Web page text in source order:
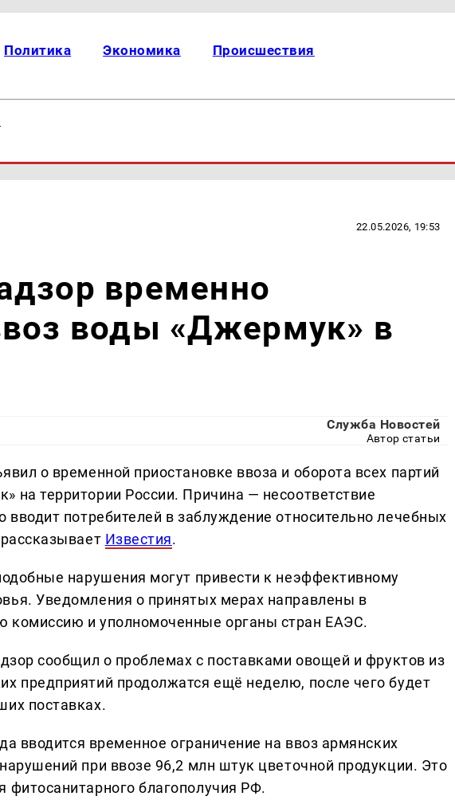
Политика Экономика Происшествия
22.05.2026, 19:53
временно
воды «Джермук» в
Служба Новостей
Автор статьи
о временной приостановке ввоза и оборота всех партий
на территории России. Причина — несоответствие
вводит потребителей в заблуждение относительно лечебных
Известия.
нарушения могут привести к неэффективному
Уведомления о принятых мерах направлены в
комиссию и уполномоченные органы стран ЕАЭС.
сообщил о проблемах с поставками овощей и фруктов из
предприятий продолжатся ещё неделю, после чего будет
поставках.
вводится временное ограничение на ввоз армянских
при ввозе 96,2 млн штук цветочной продукции. Это
фитосанитарного благополучия РФ.